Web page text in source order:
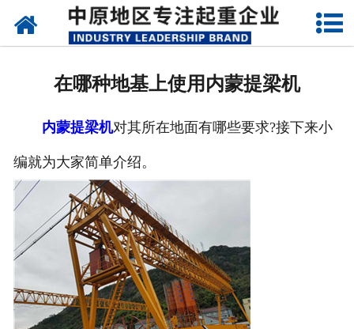
网站首页
资质荣誉
成功案例
联系我们
在哪种地基上使用内蒙提梁机
内蒙提梁机对其所在地面有哪些要求?接下来小
编就为大家简单介绍。